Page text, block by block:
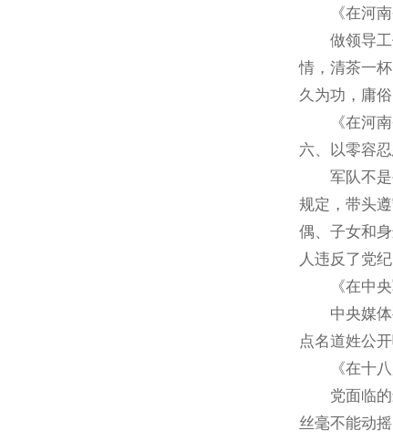
《在河南省
做领导工作
情，清茶一
久为功，庸
《在河南省
六、以零容
军队不是生
规定，带头
偶、子女和
人违反了党
《在中央军
中央媒体要
点名道姓公
《在十八届
党面临的最
丝毫不能动